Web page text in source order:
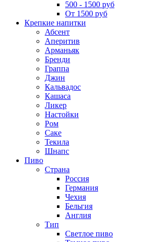
500 - 1500 руб
От 1500 руб
Крепкие напитки
Абсент
Аперитив
Арманьяк
Бренди
Граппа
Джин
Кальвадос
Кашаса
Ликер
Настойки
Ром
Саке
Текила
Шнапс
Пиво
Страна
Россия
Германия
Чехия
Бельгия
Англия
Тип
Светлое пиво